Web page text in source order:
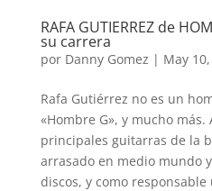
RAFA GUTIERREZ de
su carrera
por Danny Gomez | May
Rafa Gutiérrez no es un
«Hombre G», y mucho más.
principales guitarras de la
arrasado en medio mundo
discos, y como responsable